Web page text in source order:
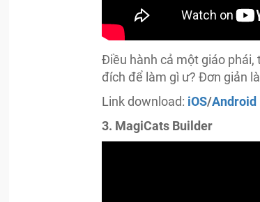
Điều hành cả một giáo phái,
đích để làm gì ư? Đơn giản
Link download: iOS/Android
3. MagiCats Builder